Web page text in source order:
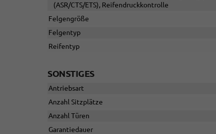
(ASR/CTS/ETS), Reifendruckkontrolle
Felgengröße
Felgentyp
Reifentyp
SONSTIGES
Antriebsart
Anzahl Sitzplätze
Anzahl Türen
Garantiedauer